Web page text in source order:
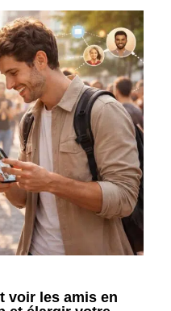
voir les amis en